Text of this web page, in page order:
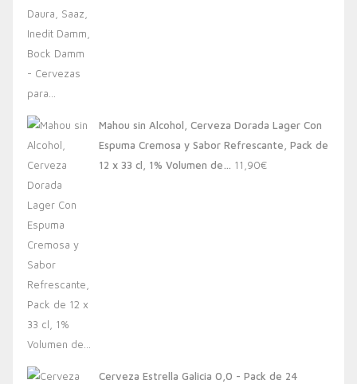
Mahou sin Alcohol, Cerveza Dorada Lager Con
Espuma Cremosa y Sabor Refrescante, Pack de
12 x 33 cl, 1% Volumen de… 11,90€
Cerveza Estrella Galicia 0,0 - Pack de 24